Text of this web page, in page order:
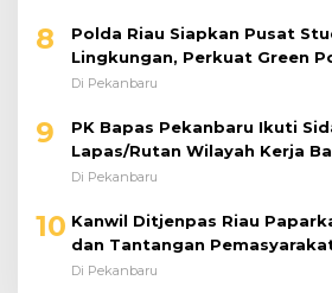
8
Polda Riau Siapkan Pusat
Lingkungan, Perkuat Green
Riset
Di Pekanbaru
9
PK Bapas Pekanbaru Ikuti
Lapas/Rutan Wilayah Kerja
Umum Jelang Hari
Di Pekanbaru
10 Kanwil Ditjenpas Riau
dan Tantangan
Bersama Komisi XIII DPR RI
Di Pekanbaru